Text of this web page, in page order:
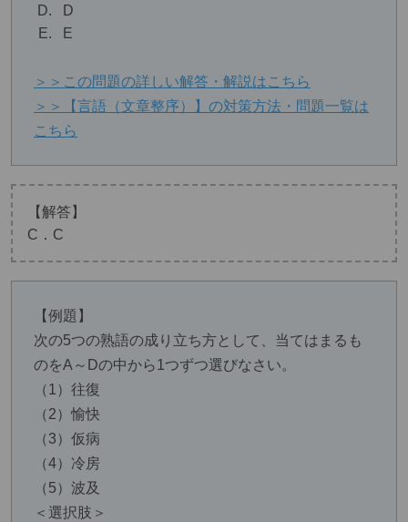
D
E
＞＞この問題の詳しい解答・解説はこちら
＞＞【言語（文章整序）】の対策方法・問題一覧は
こちら
【解答】
C．C
【例題】
次の5つの熟語の成り立ち方として、当てはまるも
のをA～Dの中から1つずつ選びなさい。
（1）往復
（2）愉快
（3）仮病
（4）冷房
（5）波及
＜選択肢＞